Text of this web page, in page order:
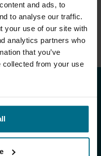
and ads, to
to analyse our traffic.
your use of our site with
analytics partners who
that you’ve
collected from your use